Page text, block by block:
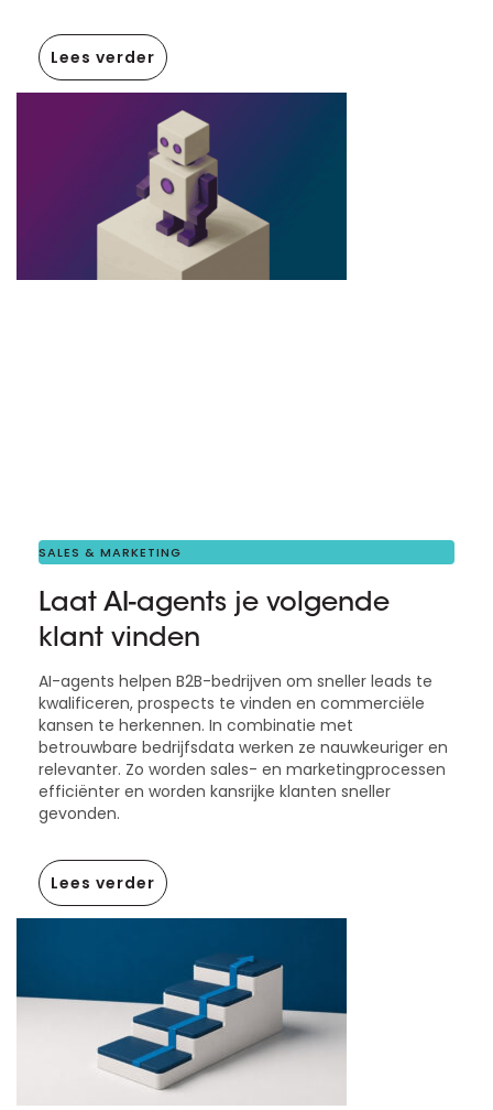
Lees verder
SALES & MARKETING
Laat AI-agents je volgende
klant vinden
AI-agents helpen B2B-bedrijven om sneller leads te
kwalificeren, prospects te vinden en commerciële
kansen te herkennen. In combinatie met
betrouwbare bedrijfsdata werken ze nauwkeuriger en
relevanter. Zo worden sales- en marketingprocessen
efficiënter en worden kansrijke klanten sneller
gevonden.
Lees verder